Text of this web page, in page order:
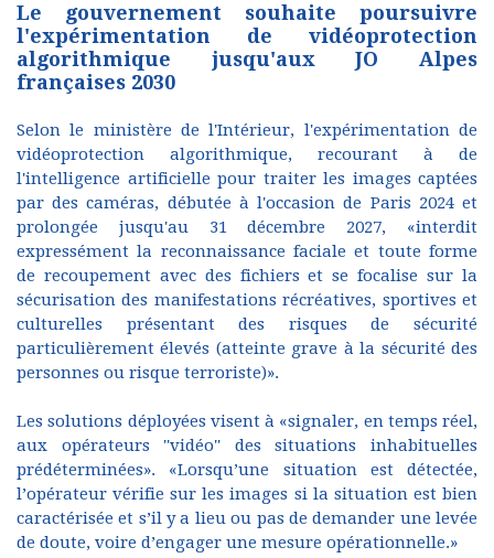
Le gouvernement souhaite poursuivre
l'expérimentation de vidéoprotection
algorithmique jusqu'aux JO Alpes
françaises 2030
Selon le ministère de l'Intérieur, l'expérimentation de
vidéoprotection algorithmique, recourant à de
l'intelligence artificielle pour traiter les images captées
par des caméras, débutée à l'occasion de Paris 2024 et
prolongée jusqu'au 31 décembre 2027, «interdit
expressément la reconnaissance faciale et toute forme
de recoupement avec des fichiers et se focalise sur la
sécurisation des manifestations récréatives, sportives et
culturelles présentant des risques de sécurité
particulièrement élevés (atteinte grave à la sécurité des
personnes ou risque terroriste)».
Les solutions déployées visent à «signaler, en temps réel,
aux opérateurs ''vidéo'' des situations inhabituelles
prédéterminées». «Lorsqu’une situation est détectée,
l’opérateur vérifie sur les images si la situation est bien
caractérisée et s’il y a lieu ou pas de demander une levée
de doute, voire d’engager une mesure opérationnelle.»